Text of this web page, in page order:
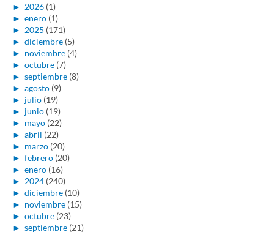
► 2026 (1)
► enero (1)
► 2025 (171)
► diciembre (5)
► noviembre (4)
► octubre (7)
► septiembre (8)
► agosto (9)
► julio (19)
► junio (19)
► mayo (22)
► abril (22)
► marzo (20)
► febrero (20)
► enero (16)
► 2024 (240)
► diciembre (10)
► noviembre (15)
► octubre (23)
► septiembre (21)